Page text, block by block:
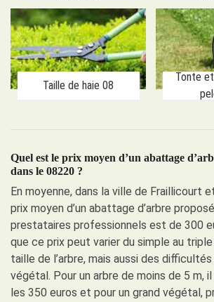
Taille de haie 08
Tonte
Quel est le prix moyen d’un abattage
dans le 08220 ?
En moyenne, dans la ville de Fraillicourt
prix moyen d’un abattage d’arbre
prestataires professionnels est de 300
que ce prix peut varier du simple au
taille de l’arbre, mais aussi des difficultés
végétal. Pour un arbre de moins de 5 m,
les 350 euros et pour un grand végétal,